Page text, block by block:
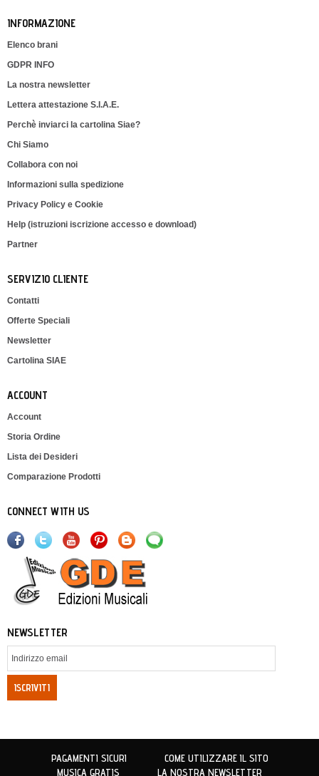
INFORMAZIONE
Elenco brani
GDPR INFO
La nostra newsletter
Lettera attestazione S.I.A.E.
Perchè inviarci la cartolina Siae?
Chi Siamo
Collabora con noi
Informazioni sulla spedizione
Privacy Policy e Cookie
Help (istruzioni iscrizione accesso e download)
Partner
SERVIZIO CLIENTE
Contatti
Offerte Speciali
Newsletter
Cartolina SIAE
ACCOUNT
Account
Storia Ordine
Lista dei Desideri
Comparazione Prodotti
CONNECT WITH US
NEWSLETTER
ISCRIVITI
PAGAMENTI SICURI
COME UTILIZZARE IL SITO
MUSICA GRATIS
LA NOSTRA NEWSLETTER